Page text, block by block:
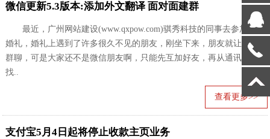
微信更新5.3版本:添加外文翻译 面对面建群
最近，广州网站建设(www.qxpow.com)骐秀科技的同事去参加一个
婚礼，婚礼上遇到了许多很久不见的朋友，刚坐下来，朋友就让加微信
群聊，可是大家还不是微信朋友啊，只能先互加好友，再从通讯录里
找..
查看更多>>
支付宝5月4日起将停止收款主页业务